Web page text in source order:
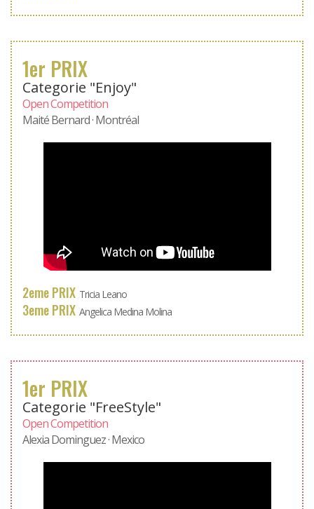
1er PRIX
Categorie "Enjoy"
Open Competition
Maité Bernard · Montréal
2eme PRIX Tricia Leano
3eme PRIX Angelica Medina Molina
1er PRIX
Categorie "FreeStyle"
Open Competition
Alexia Dominguez · Mexico